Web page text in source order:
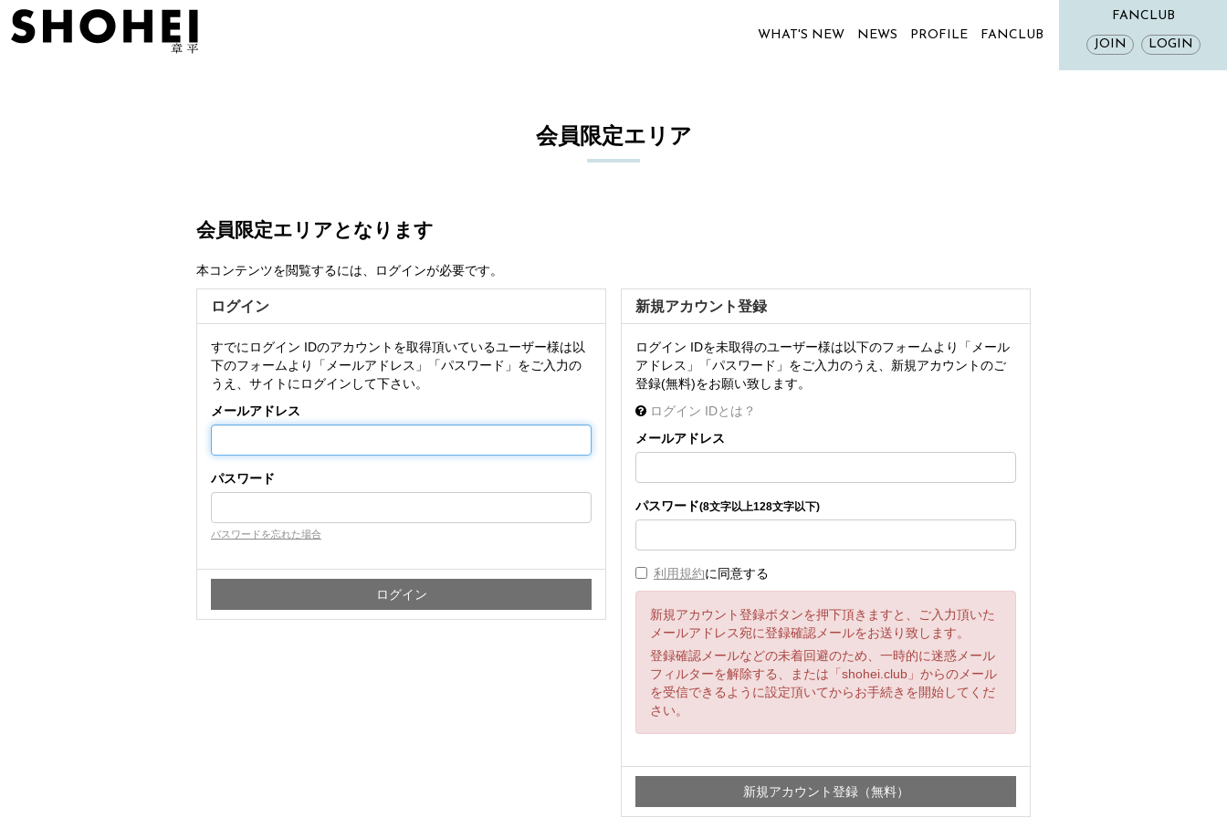
WHAT'S NEW NEWS PROFILE FANCLUB
FANCLUB
JOIN LOGIN
会員限定エリア
会員限定エリアとなります
本コンテンツを閲覧するには、ログインが必要です。
ログイン
すでにログイン IDのアカウントを取得頂いているユーザー様は以
下のフォームより「メールアドレス」「パスワード」をご入力の
うえ、サイトにログインして下さい。
メールアドレス
パスワード
パスワードを忘れた場合
新規アカウント登録
ログイン IDを未取得のユーザー様は以下のフォームより「メール
アドレス」「パスワード」をご入力のうえ、新規アカウントのご
登録(無料)をお願い致します。
ログイン IDとは？
メールアドレス
パスワード(8文字以上128文字以下)
利用規約に同意する
新規アカウント登録ボタンを押下頂きますと、ご入力頂いた
メールアドレス宛に登録確認メールをお送り致します。
登録確認メールなどの未着回避のため、一時的に迷惑メール
フィルターを解除する、または「shohei.club」からのメール
を受信できるように設定頂いてからお手続きを開始してくだ
さい。